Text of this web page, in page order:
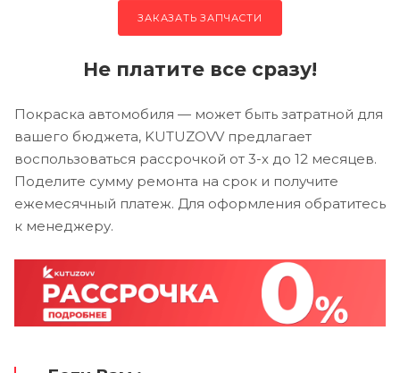
ЗАКАЗАТЬ ЗАПЧАСТИ
Не платите все сразу!
Покраска автомобиля — может быть затратной для
вашего бюджета, KUTUZOVV предлагает
воспользоваться рассрочкой от 3-х до 12 месяцев.
Поделите сумму ремонта на срок и получите
ежемесячный платеж. Для оформления обратитесь
к менеджеру.